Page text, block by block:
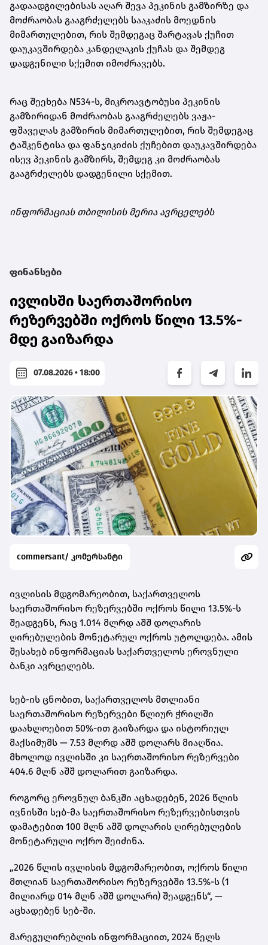
გადაადგილებისას აღარ შევა პეკინის გამზირზე და
მოძრაობას გააგრძელებს სააკაძის მოედნის
მიმართულებით, რის შემდეგაც შარტავას ქუჩით
დაუკავშირდება კანდელაკის ქუჩას და შემდეგ
დადგენილი სქემით იმოძრავებს.
რაც შეეხება N534-ს, მიკროავტობუსი პეკინის
გამზირიდან მოძრაობას გააგრძელებს ვაჟა-
ფშაველას გამზირის მიმართულებით, რის შემდეგაც
ტაშკენტისა და ფანჯიკიძის ქუჩებით დაუკავშირდება
ისევ პეკინის გამზირს, შემდეგ კი მოძრაობას
გააგრძელებს დადგენილი სქემით.
ინფორმაციას თბილისის მერია ავრცელებს
ფინანსები
ივლისში საერთაშორისო
რეზერვებში ოქროს წილი 13.5%-
მდე გაიზარდა
07.08.2026 • 18:00
commersant/ კომერსანტი
ივლისის მდგომარეობით, საქართველოს
საერთაშორისო რეზერვებში ოქროს წილი 13.5%-ს
შეადგენს, რაც 1.014 მლრდ აშშ დოლარის
ღირებულების მონეტარულ ოქროს უტოლდება. ამის
შესახებ ინფორმაციას საქართველოს ეროვნული
ბანკი ავრცელებს.
სებ-ის ცნობით, საქართველოს მთლიანი
საერთაშორისო რეზერვები წლიურ ჭრილში
დაახლოებით 50%-ით გაიზარდა და ისტორიულ
მაქსიმუმს — 7.53 მლრდ აშშ დოლარს მიაღწია.
მხოლოდ ივლისში კი საერთაშორისო რეზერვები
404.6 მლნ აშშ დოლარით გაიზარდა.
როგორც ეროვნულ ბანკში აცხადებენ, 2026 წლის
ივნისში სებ-მა საერთაშორისო რეზერვებისთვის
დამატებით 100 მლნ აშშ დოლარის ღირებულების
მონეტარული ოქრო შეიძინა.
„2026 წლის ივლისის მდგომარეობით, ოქროს წილი
მთლიან საერთაშორისო რეზერვებში 13.5%-ს (1
მილიარდ 014 მლნ აშშ დოლარი) შეადგენს“, —
აცხადებენ სებ-ში.
მარეგულირებლის ინფორმაციით, 2024 წელს